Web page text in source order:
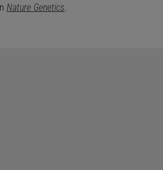
Nature Genetics.